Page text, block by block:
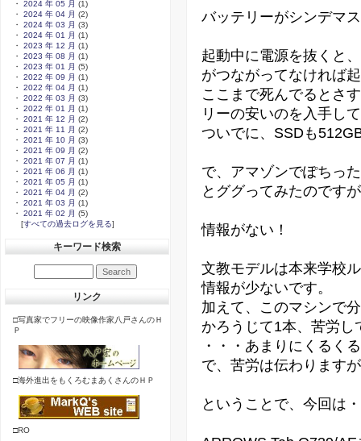
バッテリーがシンデマ
起動中に電源を抜くと
がつながってなければ
ここまで死んでるとさ
リーの安いのを入手し
ついでに、SSDも
で、アマゾンでぽちっ
とググってみたのです
情報がない！
文教モデルは本来学校
情報が少ないです。
加えて、このマシンで
かろうじて1本、苦労し
・・・あまりにくるく
で、苦労は伝わります
ということで、今回は
・
2024 年 05 月 (1)
・
2024 年 04 月 (2)
・
2024 年 03 月 (3)
・
2024 年 01 月 (1)
・
2023 年 12 月 (1)
・
2023 年 08 月 (1)
・
2023 年 01 月 (5)
・
2022 年 09 月 (1)
・
2022 年 04 月 (1)
・
2022 年 03 月 (3)
・
2022 年 01 月 (1)
・
2021 年 12 月 (2)
・
2021 年 11 月 (2)
・
2021 年 10 月 (3)
・
2021 年 09 月 (2)
・
2021 年 07 月 (1)
・
2021 年 06 月 (1)
・
2021 年 05 月 (1)
・
2021 年 04 月 (2)
・
2021 年 03 月 (1)
・
2021 年 02 月 (5)
[すべての過去ログを見る]
キーワード検索
リンク
□写真家でフリーの映像作家八戸さんのＨ
Ｐ
□海外進出をもくろむまあくさんのＨＰ
□RO